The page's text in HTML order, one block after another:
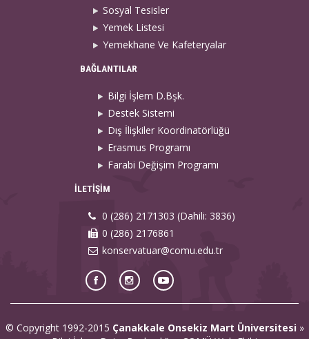
Sosyal Tesisler
Yemek Listesi
Yemekhane Ve Kafeteryalar
BAĞLANTILAR
Bilgi İşlem D.Bşk.
Destek Sistemi
Dış İlişkiler Koordinatörlüğü
Erasmus Programı
Farabi Değişim Programı
İLETİŞİM
0 (286) 2171303 (Dahili: 3836)
0 (286) 2176861
konservatuar@comu.edu.tr
© Copyright 1992-2015 Çanakkale Onsekiz Mart Üniversitesi»